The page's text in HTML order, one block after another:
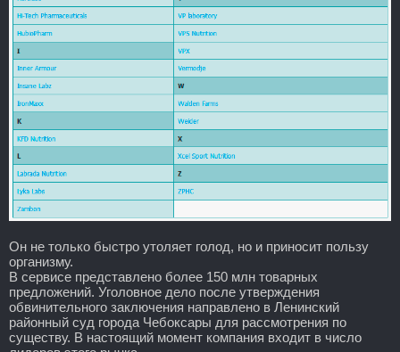
Он не только быстро утоляет голод, но и приносит пользу
организму.
В сервисе представлено более 150 млн товарных
предложений. Уголовное дело после утверждения
обвинительного заключения направлено в Ленинский
районный суд города Чебоксары для рассмотрения по
существу. В настоящий момент компания входит в число